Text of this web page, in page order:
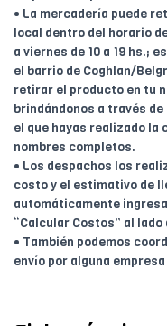
• La mercadería puede
local dentro del horario
a viernes de 10 a 19 hs.;
el barrio de Coghlan/
retirar el producto en tu
brindándonos a través
el que hayas realizado la
nombres completos.
• Los despachos los
costo y el estimativo de
automáticamente
“Calcular Costos” al
• También podemos
envío por alguna